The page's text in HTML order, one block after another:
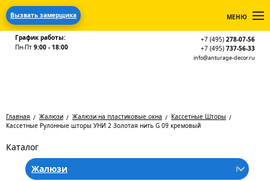
Вызвать замерщика МЕНЮ
График работы:
Пн-Пт 9:00 - 18:00
+7 (495) 278-07-56
+7 (495) 737-56-33
info@anturage-decor.ru
Главная Жалюзи Жалюзи на пластиковые окна
Кассетные Шторы
Кассетные Рулонные шторы УНИ 2 Золотая нить G 09 кремовый
Каталог
Жалюзи